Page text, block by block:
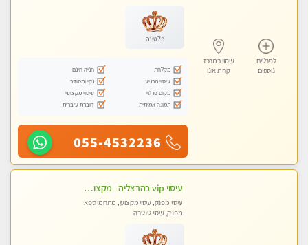
לפרטים
נוספים
עיסוי במרכז
קרית אונו
פלטינה
מקלחת
חניה חינם
עיסוי מרגיע
נקי ומסודר
מקום פרטי
עיסוי מקצועי
תמונה אמיתית
דוברת עיברית
055-4532236
עיסוי vip בהרצליה - מקצועי ומפנק ומיוחד highly recommended..new in the city
עיסוי מפנק, עיסוי מקצועי, מתחמי ספא
מפנק, עיסוי טנטרה